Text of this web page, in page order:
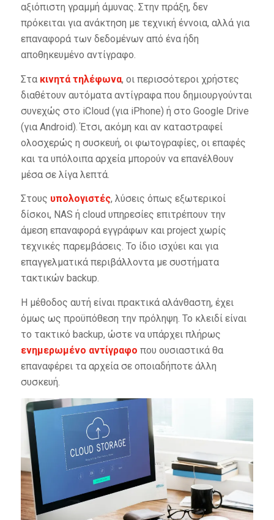
αξιόπιστη γραμμή άμυνας. Στην πράξη, δεν
πρόκειται για ανάκτηση με τεχνική έννοια, αλλά για
επαναφορά των δεδομένων από ένα ήδη
αποθηκευμένο αντίγραφο.
Στα κινητά τηλέφωνα, οι περισσότεροι χρήστες
διαθέτουν αυτόματα αντίγραφα που δημιουργούνται
συνεχώς στο iCloud (για iPhone) ή στο Google Drive
(για Android). Έτσι, ακόμη και αν καταστραφεί
ολοσχερώς η συσκευή, οι φωτογραφίες, οι επαφές
και τα υπόλοιπα αρχεία μπορούν να επανέλθουν
μέσα σε λίγα λεπτά.
Στους υπολογιστές, λύσεις όπως εξωτερικοί
δίσκοι, NAS ή cloud υπηρεσίες επιτρέπουν την
άμεση επαναφορά εγγράφων και project χωρίς
τεχνικές παρεμβάσεις. Το ίδιο ισχύει και για
επαγγελματικά περιβάλλοντα με συστήματα
τακτικών backup.
Η μέθοδος αυτή είναι πρακτικά αλάνθαστη, έχει
όμως ως προϋπόθεση την πρόληψη. Το κλειδί είναι
το τακτικό backup, ώστε να υπάρχει πλήρως
ενημερωμένο αντίγραφο που ουσιαστικά θα
επαναφέρει τα αρχεία σε οποιαδήποτε άλλη
συσκευή.